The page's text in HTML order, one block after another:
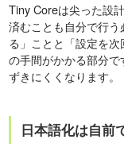
Tiny Coreは尖った設
済むことも自分で行
る」ことと「設定を
の手間がかかる部分
ずきにくくなります。
日本語化は自前